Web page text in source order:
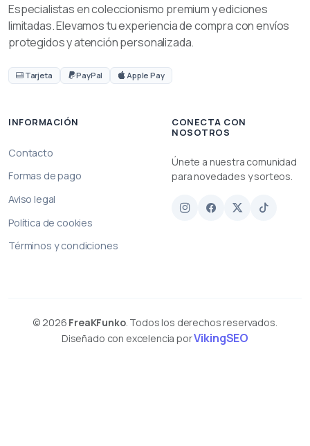
Especialistas en coleccionismo premium y ediciones
limitadas. Elevamos tu experiencia de compra con envíos
protegidos y atención personalizada.
Tarjeta PayPal Apple Pay
INFORMACIÓN
Contacto
Formas de pago
Aviso legal
Política de cookies
Términos y condiciones
CONECTA CON
NOSOTROS
Únete a nuestra comunidad
para novedades y sorteos.
© 2026 FreaKFunko. Todos los derechos reservados.
Diseñado con excelencia porVikingSEO